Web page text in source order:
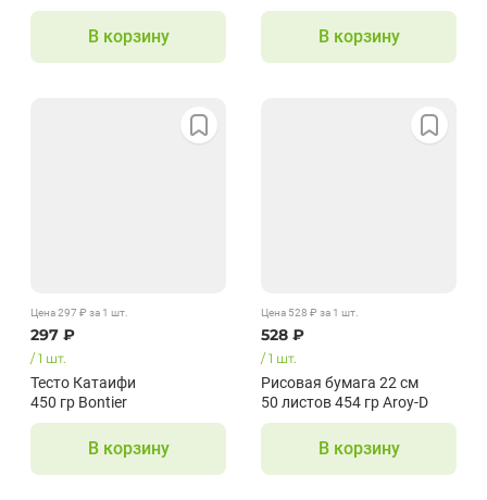
В корзину
500 гр Сдобная Особа 5002
В корзину
Цена297 ₽ за 1 шт.
297 ₽
/1 шт.
Тесто Катаифи
450 гр Bontier
В корзину
Цена 528 ₽ за 1 шт.
528 ₽
/1 шт.
Рисовая бумага 22 см
50 листов 454 гр Aroy-D
В корзину